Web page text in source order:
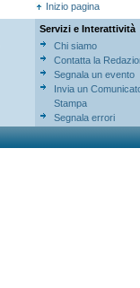
Inizio pagina
Servizi e Interattività
Chi siamo
Contatta la
Segnala un evento
Invia un
Stampa
Segnala errori